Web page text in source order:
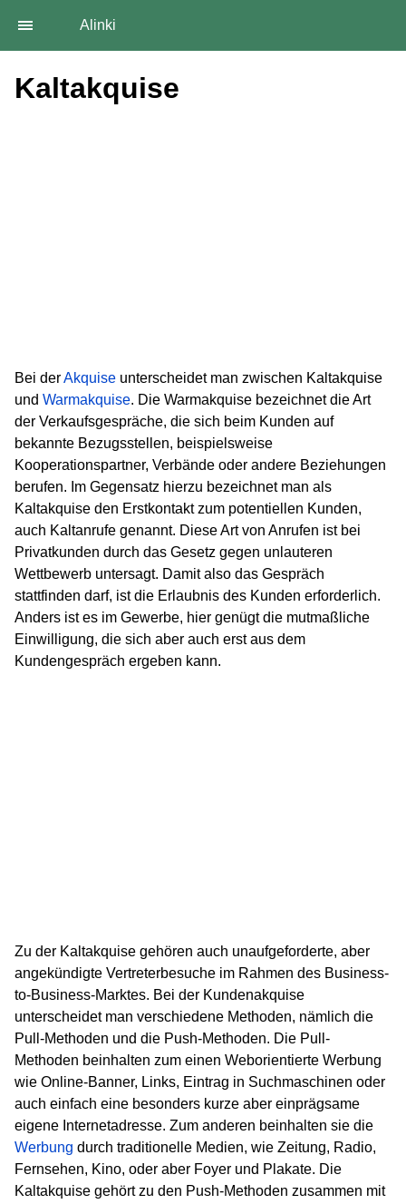
Alinki
Kaltakquise
Bei derAkquise unterscheidet man zwischen Kaltakquise
und Warmakquise. Die Warmakquise bezeichnet die Art
der Verkaufsgespräche, die sich beim Kunden auf
bekannte Bezugsstellen, beispielsweise
Kooperationspartner, Verbände oder andere Beziehungen
berufen. Im Gegensatz hierzu bezeichnet man als
Kaltakquise den Erstkontakt zum potentiellen Kunden,
auch Kaltanrufe genannt. Diese Art von Anrufen ist bei
Privatkunden durch das Gesetz gegen unlauteren
Wettbewerb untersagt. Damit also das Gespräch
stattfinden darf, ist die Erlaubnis des Kunden erforderlich.
Anders ist es im Gewerbe, hier genügt die mutmaßliche
Einwilligung, die sich aber auch erst aus dem
Kundengespräch ergeben kann.
Zu der Kaltakquise gehören auch unaufgeforderte, aber
angekündigte Vertreterbesuche im Rahmen des Business-
to-Business-Marktes. Bei der Kundenakquise
unterscheidet man verschiedene Methoden, nämlich die
Pull-Methoden und die Push-Methoden. Die Pull-
Methoden beinhalten zum einen Weborientierte Werbung
wie Online-Banner, Links, Eintrag in Suchmaschinen oder
auch einfach eine besonders kurze aber einprägsame
eigene Internetadresse. Zum anderen beinhalten sie die
Werbung durch traditionelle Medien, wie Zeitung, Radio,
Fernsehen, Kino, oder aber Foyer und Plakate. Die
Kaltakquise gehört zu den Push-Methoden zusammen mit